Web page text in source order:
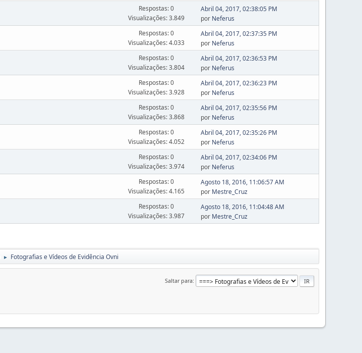
Respostas: 0
Visualizações: 3.849
Abril 04, 2017, 02:38:05 PM
por Neferus
Respostas: 0
Visualizações: 4.033
Abril 04, 2017, 02:37:35 PM
por Neferus
Respostas: 0
Visualizações: 3.804
Abril 04, 2017, 02:36:53 PM
por Neferus
Respostas: 0
Visualizações: 3.928
Abril 04, 2017, 02:36:23 PM
por Neferus
Respostas: 0
Visualizações: 3.868
Abril 04, 2017, 02:35:56 PM
por Neferus
Respostas: 0
Visualizações: 4.052
Abril 04, 2017, 02:35:26 PM
por Neferus
Respostas: 0
Visualizações: 3.974
Abril 04, 2017, 02:34:06 PM
por Neferus
Respostas: 0
Visualizações: 4.165
Agosto 18, 2016, 11:06:57 AM
por Mestre_Cruz
Respostas: 0
Visualizações: 3.987
Agosto 18, 2016, 11:04:48 AM
por Mestre_Cruz
► Fotografias e Vídeos de Evidência Ovni
Saltar para